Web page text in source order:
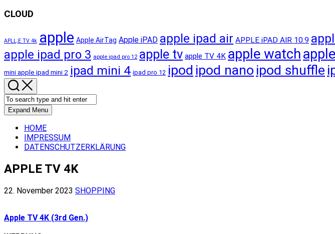
CLOUD
APLL;E TV 4k apple Apple AirTag Apple iPAD apple ipad air APPLE iPAD AIR 10.9
apple ipad pro 3 apple ipad pro 12 apple tv apple TV 4K apple watch
mini apple ipad mini 2 ipad mini 4 ipad pro 12 ipod ipod nano ipod shuffle
Expand Menu
HOME
IMPRESSUM
DATENSCHUTZERKLÄRUNG
APPLE TV 4K
22. November 2023 SHOPPING
Apple TV 4K (3rd Gen.)